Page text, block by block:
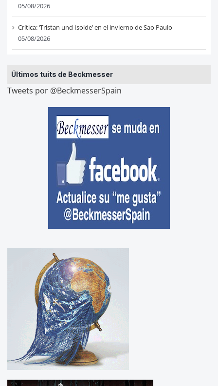
05/08/2026
Crítica: ‘Tristan und Isolde’ en el invierno de Sao Paulo
05/08/2026
Últimos tuits de Beckmesser
Tweets por @BeckmesserSpain